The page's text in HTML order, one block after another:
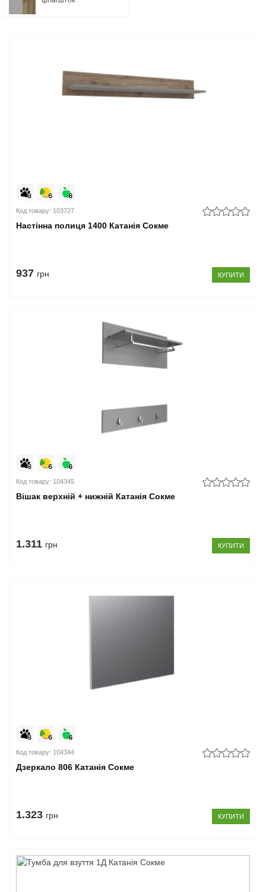
Код товару: 103727
Настінна полиця 1400 Катанія Сокме
937 грн КУПИТИ
Код товару: 104345
Вішак верхній + нижній Катанія Сокме
1.311 грн КУПИТИ
Код товару: 104344
Дзеркало 806 Катанія Сокме
1.323 грн КУПИТИ